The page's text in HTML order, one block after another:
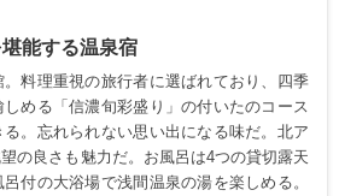
能する温泉宿
料理重視の旅行者に選ばれており、四季
める「信濃旬彩盛り」の付いたのコース
。忘れられない思い出になる味だ。北ア
の良さも魅力だ。お風呂は4つの貸切露天
付の大浴場で浅間温泉の湯を楽しめる。